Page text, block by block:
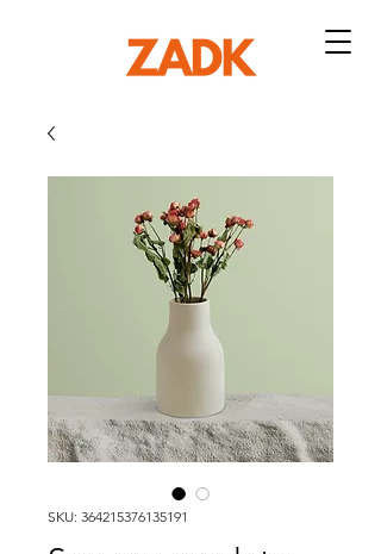
SKU: 364215376135191